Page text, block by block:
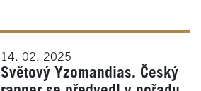
14. 02. 2025
Světový Yzomandias. Český